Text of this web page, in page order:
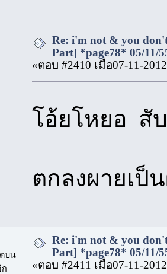
Re: i'm not & you
Part] *page78* 05/11/
«ตอบ #2410 เมื่อ07-11-
โอ้ยโหยอ
ตกลงผายเ
บน
Re: i'm not & you
Part] *page78* 05/11/
«ตอบ #2411 เมื่อ07-11-